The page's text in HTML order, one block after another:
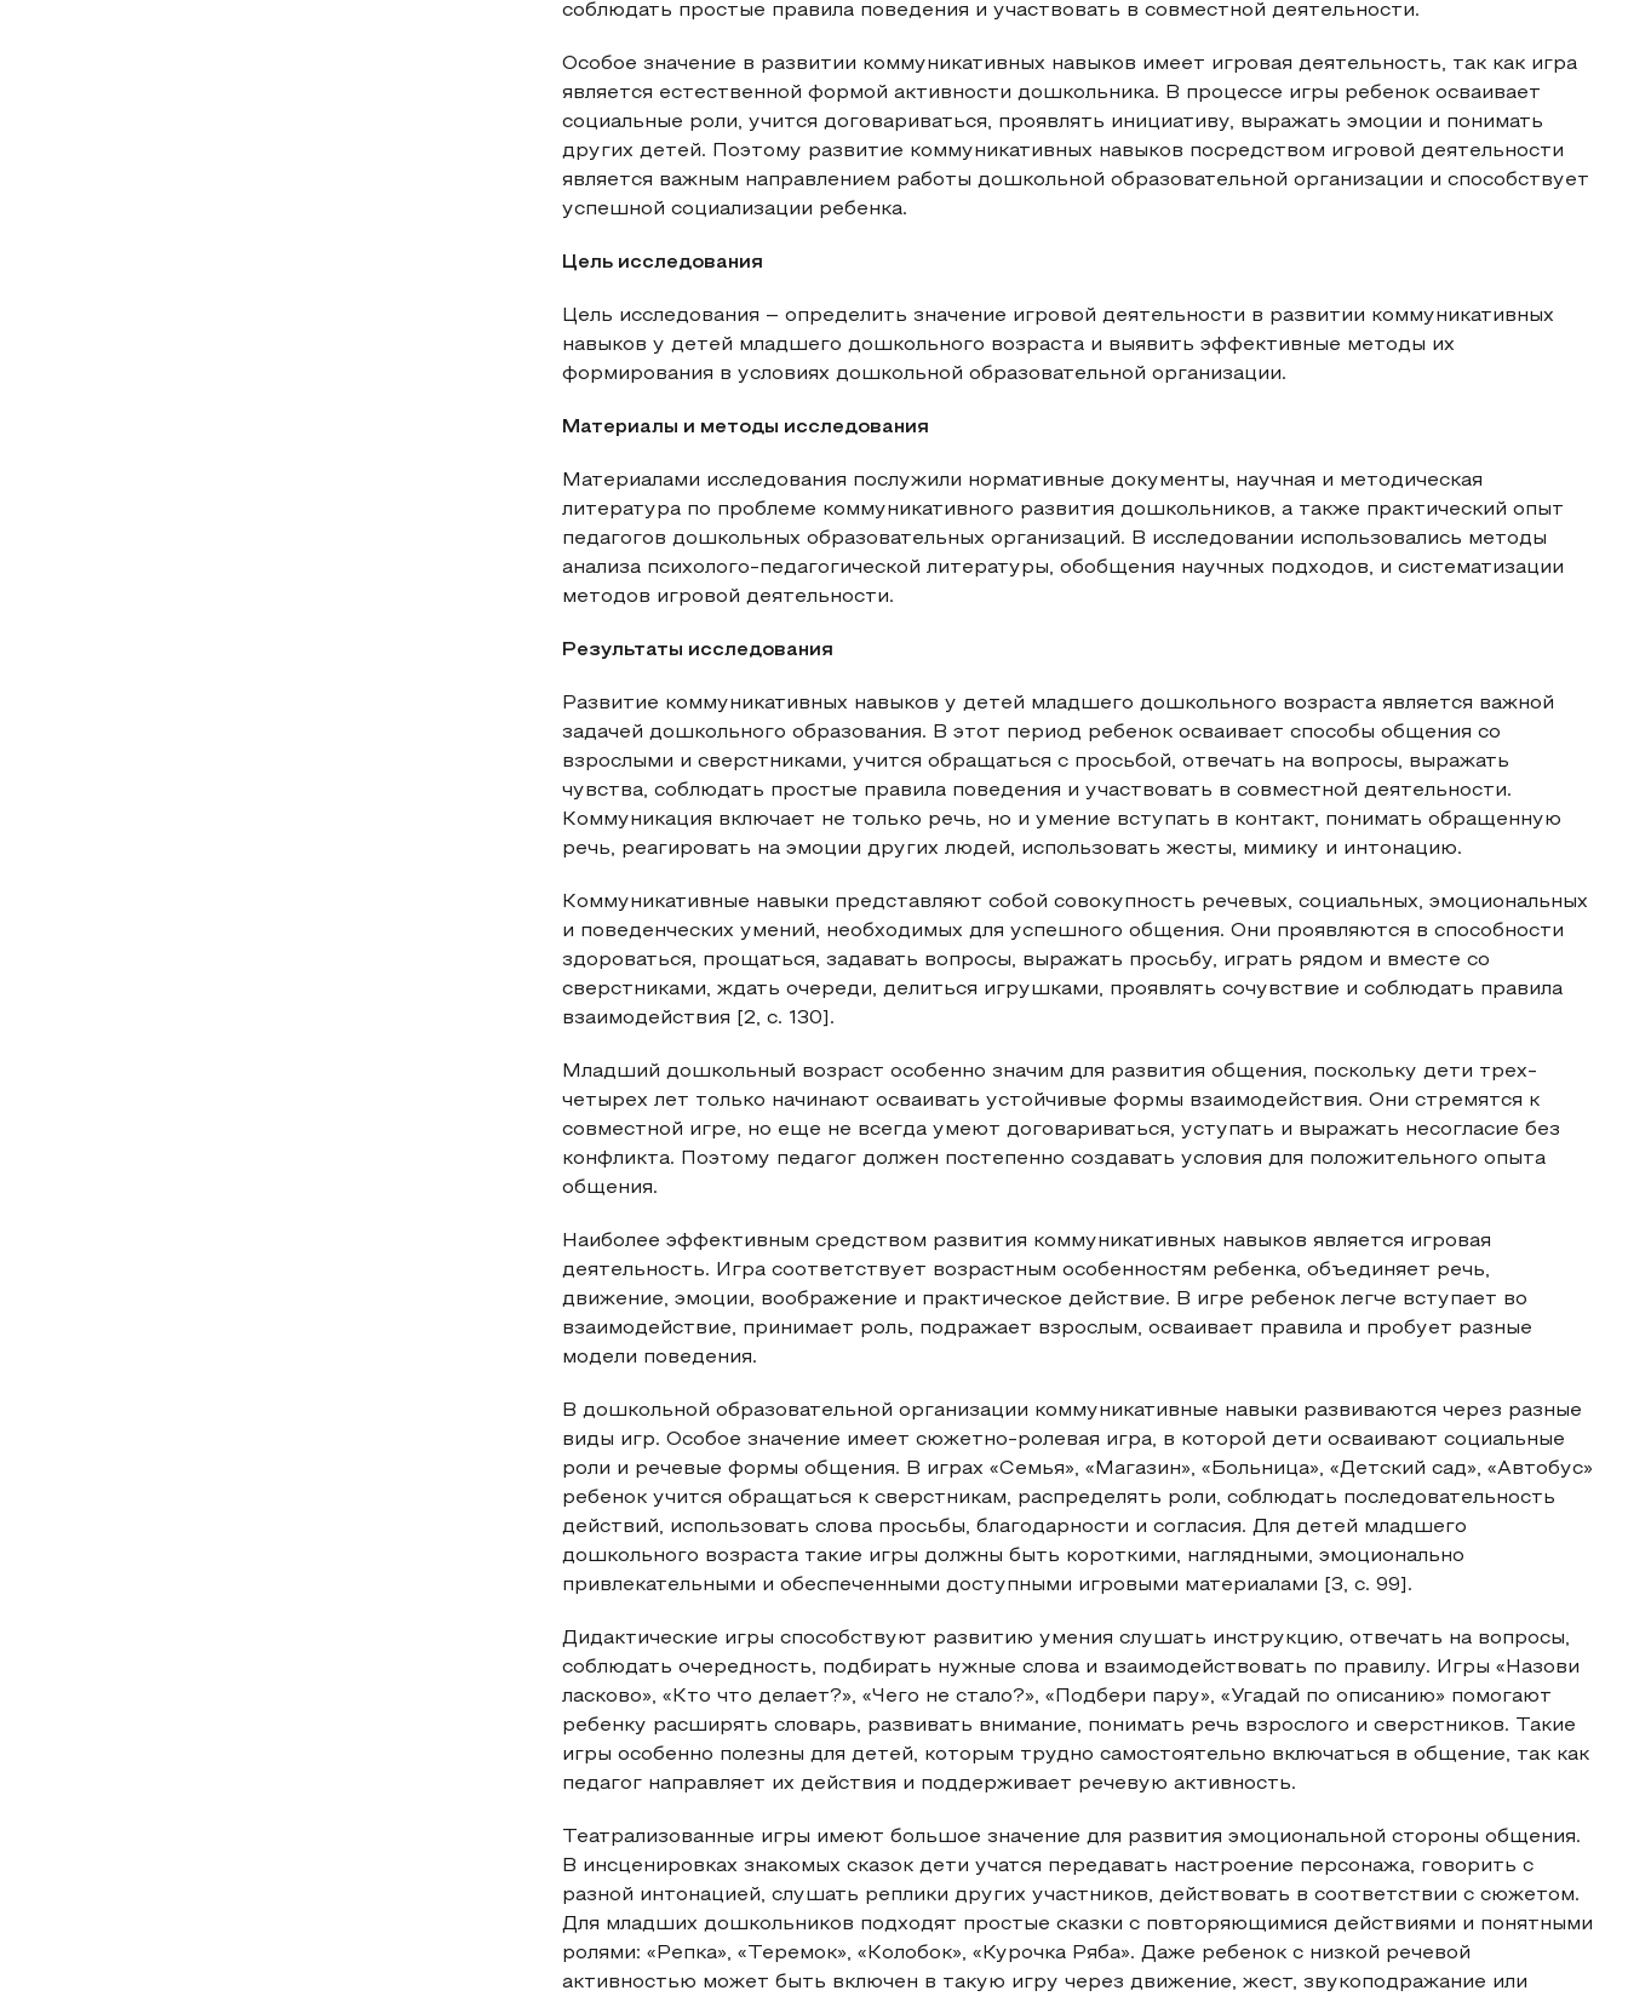
соблюдать простые правила поведения и участвовать в совместной деятельности.
Особое значение в развитии коммуникативных навыков имеет игровая деятельность, так как игра
является естественной формой активности дошкольника. В процессе игры ребенок осваивает
социальные роли, учится договариваться, проявлять инициативу, выражать эмоции и понимать
других детей. Поэтому развитие коммуникативных навыков посредством игровой деятельности
является важным направлением работы дошкольной образовательной организации и способствует
успешной социализации ребенка.
Цель исследования
Цель исследования – определить значение игровой деятельности в развитии коммуникативных
навыков у детей младшего дошкольного возраста и выявить эффективные методы их
формирования в условиях дошкольной образовательной организации.
Материалы и методы исследования
Материалами исследования послужили нормативные документы, научная и методическая
литература по проблеме коммуникативного развития дошкольников, а также практический опыт
педагогов дошкольных образовательных организаций. В исследовании использовались методы
анализа психолого-педагогической литературы, обобщения научных подходов, и систематизации
методов игровой деятельности.
Результаты исследования
Развитие коммуникативных навыков у детей младшего дошкольного возраста является важной
задачей дошкольного образования. В этот период ребенок осваивает способы общения со
взрослыми и сверстниками, учится обращаться с просьбой, отвечать на вопросы, выражать
чувства, соблюдать простые правила поведения и участвовать в совместной деятельности.
Коммуникация включает не только речь, но и умение вступать в контакт, понимать обращенную
речь, реагировать на эмоции других людей, использовать жесты, мимику и интонацию.
Коммуникативные навыки представляют собой совокупность речевых, социальных, эмоциональных
и поведенческих умений, необходимых для успешного общения. Они проявляются в способности
здороваться, прощаться, задавать вопросы, выражать просьбу, играть рядом и вместе со
сверстниками, ждать очереди, делиться игрушками, проявлять сочувствие и соблюдать правила
взаимодействия [2, с. 130].
Младший дошкольный возраст особенно значим для развития общения, поскольку дети трех-
четырех лет только начинают осваивать устойчивые формы взаимодействия. Они стремятся к
совместной игре, но еще не всегда умеют договариваться, уступать и выражать несогласие без
конфликта. Поэтому педагог должен постепенно создавать условия для положительного опыта
общения.
Наиболее эффективным средством развития коммуникативных навыков является игровая
деятельность. Игра соответствует возрастным особенностям ребенка, объединяет речь,
движение, эмоции, воображение и практическое действие. В игре ребенок легче вступает во
взаимодействие, принимает роль, подражает взрослым, осваивает правила и пробует разные
модели поведения.
В дошкольной образовательной организации коммуникативные навыки развиваются через разные
виды игр. Особое значение имеет сюжетно-ролевая игра, в которой дети осваивают социальные
роли и речевые формы общения. В играх «Семья», «Магазин», «Больница», «Детский сад», «Автобус»
ребенок учится обращаться к сверстникам, распределять роли, соблюдать последовательность
действий, использовать слова просьбы, благодарности и согласия. Для детей младшего
дошкольного возраста такие игры должны быть короткими, наглядными, эмоционально
привлекательными и обеспеченными доступными игровыми материалами [3, с. 99].
Дидактические игры способствуют развитию умения слушать инструкцию, отвечать на вопросы,
соблюдать очередность, подбирать нужные слова и взаимодействовать по правилу. Игры «Назови
ласково», «Кто что делает?», «Чего не стало?», «Подбери пару», «Угадай по описанию» помогают
ребенку расширять словарь, развивать внимание, понимать речь взрослого и сверстников. Такие
игры особенно полезны для детей, которым трудно самостоятельно включаться в общение, так как
педагог направляет их действия и поддерживает речевую активность.
Театрализованные игры имеют большое значение для развития эмоциональной стороны общения.
В инсценировках знакомых сказок дети учатся передавать настроение персонажа, говорить с
разной интонацией, слушать реплики других участников, действовать в соответствии с сюжетом.
Для младших дошкольников подходят простые сказки с повторяющимися действиями и понятными
ролями: «Репка», «Теремок», «Колобок», «Курочка Ряба». Даже ребенок с низкой речевой
активностью может быть включен в такую игру через движение, жест, звукоподражание или